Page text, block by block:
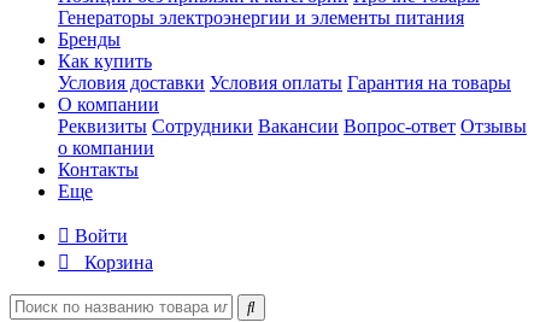
Генераторы электроэнергии и элементы питания
Бренды
Как купить
Условия доставки Условия оплаты Гарантия на товары
О компании
Реквизиты Сотрудники Вакансии Вопрос-ответ Отзывы
о компании
Контакты
Еще
Войти
Корзина